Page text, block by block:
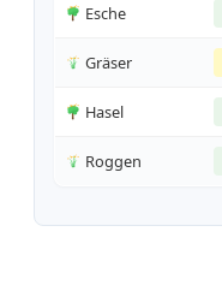
Esche
Gräser
Hasel
Roggen